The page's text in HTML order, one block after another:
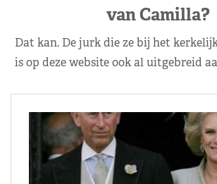
van Camilla?
Dat kan. De jurk die ze bij het
is op deze website ook al uitgebreid